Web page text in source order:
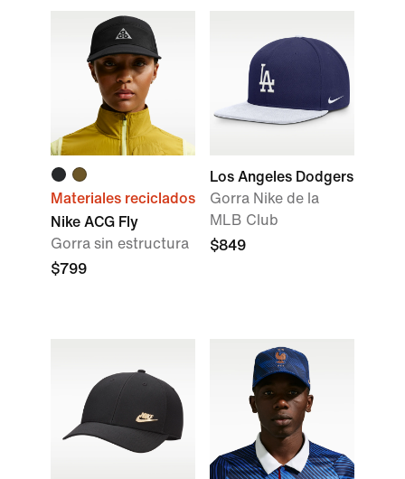
Materiales reciclados
Nike ACG Fly
Gorra sin estructura
$799
Los Angeles Dodgers
Gorra Nike de la
MLB Club
$849